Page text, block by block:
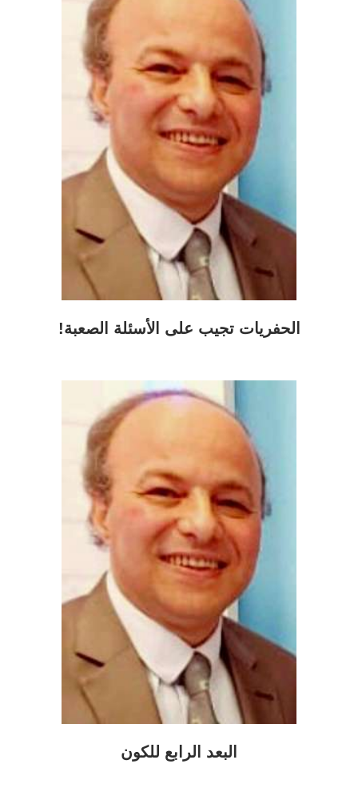
الحفريات تجيب على الأسئلة الصعبة!
البعد الرابع للكون